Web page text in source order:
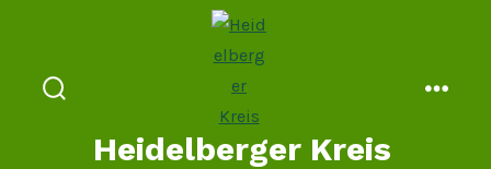
springen
Heidelberger Kreis